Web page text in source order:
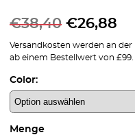
€38,40 €26,88
Versandkosten werden an der
ab einem Bestellwert von £99.
Color:
Menge